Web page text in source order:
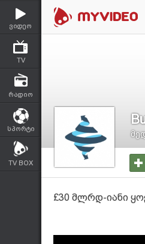
ვიდეო
TV
რადიო
სპორტი
TV BOX
£30 მლრდ-იანი